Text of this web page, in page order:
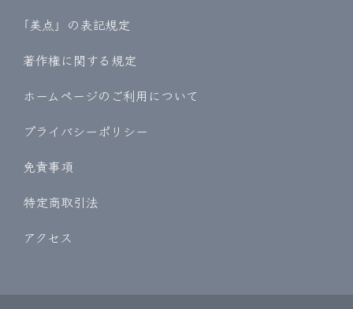
｢美点」の表記規定
著作権に関する規定
ホームページのご利用について
プライバシーポリシー
免責事項
特定商取引法
アクセス